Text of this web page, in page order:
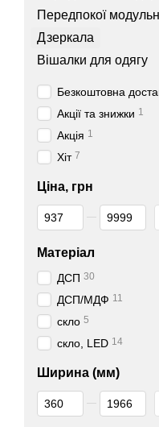
Передпокої
Дзеркала
Вішалки для одягу
Безкоштовна
Акції та знижки 1
Акція 1
Хіт 7
Ціна, грн
Від Ціна, грн
До Ціна, грн
Матеріал
ДСП 30
ДСП/МДФ 11
скло 5
скло, LED 14
Ширина (мм)
Від Ширина (мм)
До Ширина (мм)